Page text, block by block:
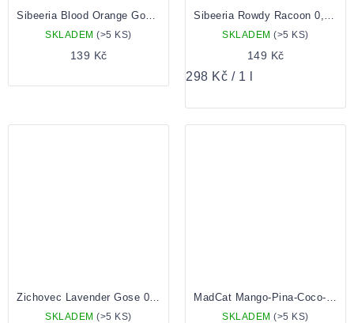
SKLADEM(>5 KS)
139 Kč
SKLADEM(>5 KS)
149 Kč
Měrná
298 Kč / 1 l
SKLADEM(>5 KS) SKLADEM(>5 KS)